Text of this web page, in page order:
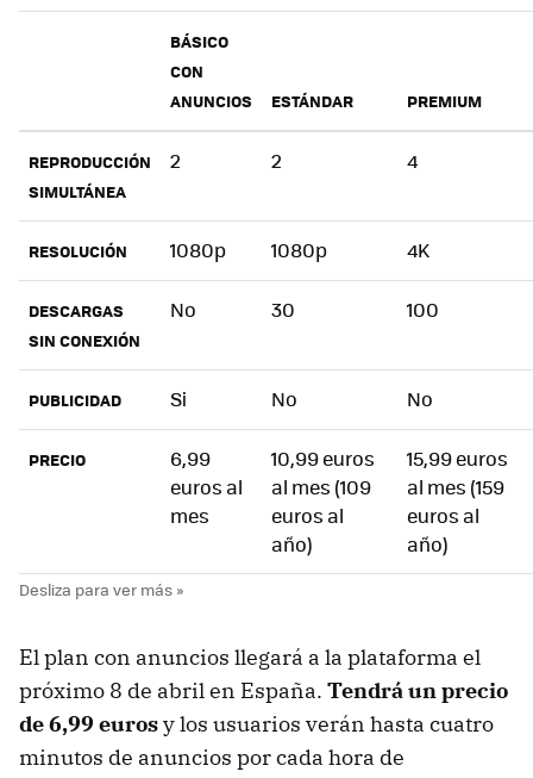
BÁSICO
CON
ANUNCIOS
ESTÁNDAR PREMIUM
REPRODUCCIÓN
SIMULTÁNEA
2 2 4
RESOLUCIÓN 1080p 1080p 4K
DESCARGAS
SIN CONEXIÓN
No 30 100
PUBLICIDAD Si No No
PRECIO
6,99
euros al
mes
10,99 euros
al mes (109
euros al
año)
15,99 euros
al mes (159
euros al
año)
El plan con anuncios llegará a la plataforma el
próximo 8 de abril en España. Tendrá un precio
de 6,99 eurosy los usuarios verán hasta cuatro
minutos de anuncios por cada hora de